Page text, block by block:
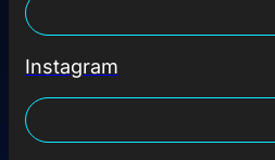
Instagram